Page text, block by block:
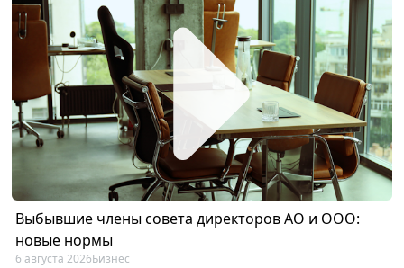
Выбывшие члены совета директоров АО и ООО:
новые нормы
6 августа 2026Бизнес